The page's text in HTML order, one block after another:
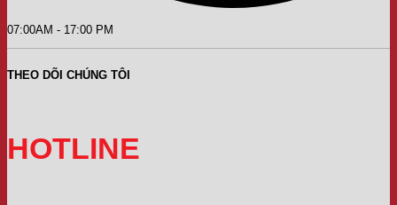
07:00AM - 17:00 PM
THEO DÕI CHÚNG TÔI
HOTLINE